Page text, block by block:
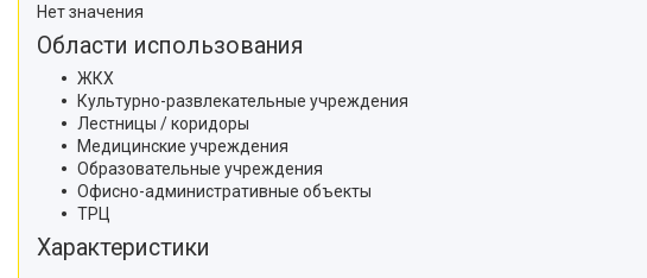
Нет значения
Области использования
ЖКХ
Культурно-развлекательные учреждения
Лестницы / коридоры
Медицинские учреждения
Образовательные учреждения
Офисно-административные объекты
ТРЦ
Характеристики